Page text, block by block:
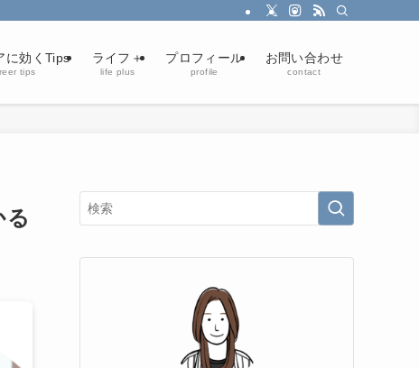
に効くTips
tips
ライフ＋
life plus
プロフィール
profile
お問い合わせ
contact
る